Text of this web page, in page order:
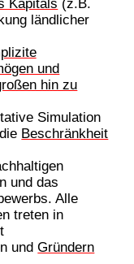
ländlicher
und
hin zu
Simulation
Beschränkheit
und das
Alle
treten in
undGründern